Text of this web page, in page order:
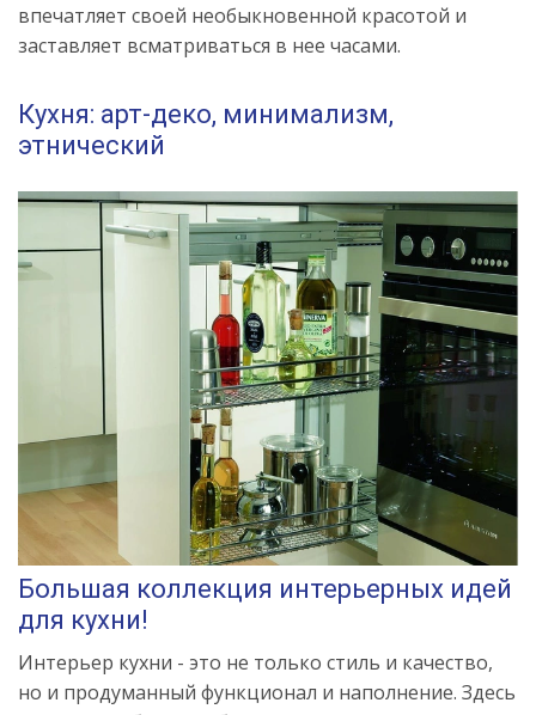
впечатляет своей необыкновенной красотой и
заставляет всматриваться в нее часами.
Кухня: арт-деко, минимализм,
этнический
Большая коллекция интерьерных идей
для кухни!
Интерьер кухни - это не только стиль и качество,
но и продуманный функционал и наполнение. Здесь